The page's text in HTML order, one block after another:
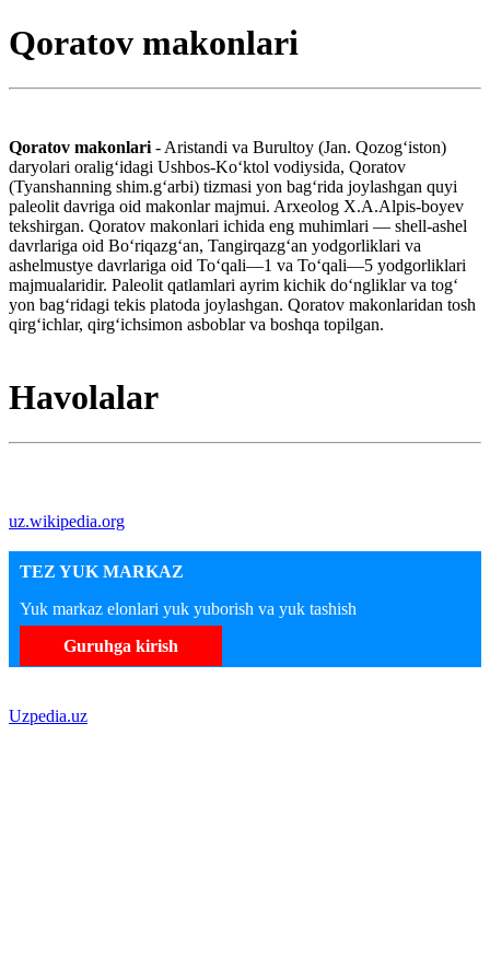
Qoratov makonlari
Qoratov makonlari - Aristandi va Burultoy (Jan. Qozogʻiston)
daryolari oraligʻidagi Ushbos-Koʻktol vodiysida, Qoratov
(Tyanshanning shim.gʻarbi) tizmasi yon bagʻrida joylashgan quyi
paleolit davriga oid makonlar majmui. Arxeolog X.A.Alpis-boyev
tekshirgan. Qoratov makonlari ichida eng muhimlari — shell-ashel
davrlariga oid Boʻriqazgʻan, Tangirqazgʻan yodgorliklari va
ashelmustye davrlariga oid Toʻqali—1 va Toʻqali—5 yodgorliklari
majmualaridir. Paleolit qatlamlari ayrim kichik doʻngliklar va togʻ
yon bagʻridagi tekis platoda joylashgan. Qoratov makonlaridan tosh
qirgʻichlar, qirgʻichsimon asboblar va boshqa topilgan.
Havolalar
uz.wikipedia.org
TEZ YUK MARKAZ
Yuk markaz elonlari yuk yuborish va yuk tashish
Guruhga kirish
Uzpedia.uz